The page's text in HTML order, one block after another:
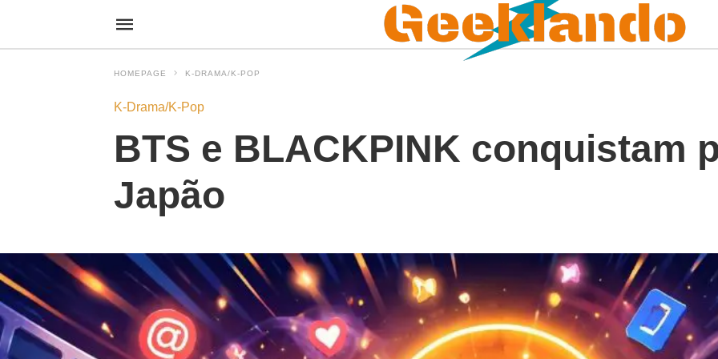
HOMEPAGE K-DRAMA/K-POP
K-Drama/K-Pop
BTS e BLACKPINK conquistam
Japão